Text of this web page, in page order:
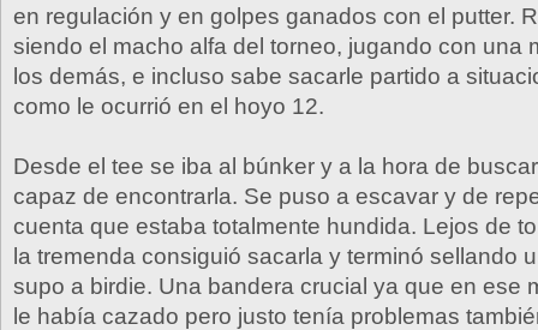
en regulación y en golpes ganados con el putter.
siendo el macho alfa del torneo, jugando con una
los demás, e incluso sabe sacarle partido a
como le ocurrió en el hoyo 12.
Desde el tee se iba al búnker y a la hora de
capaz de encontrarla. Se puso a escavar y de
cuenta que estaba totalmente hundida. Lejos de
la tremenda consiguió sacarla y terminó sellando
supo a birdie. Una bandera crucial ya que en ese
le había cazado pero justo tenía problemas